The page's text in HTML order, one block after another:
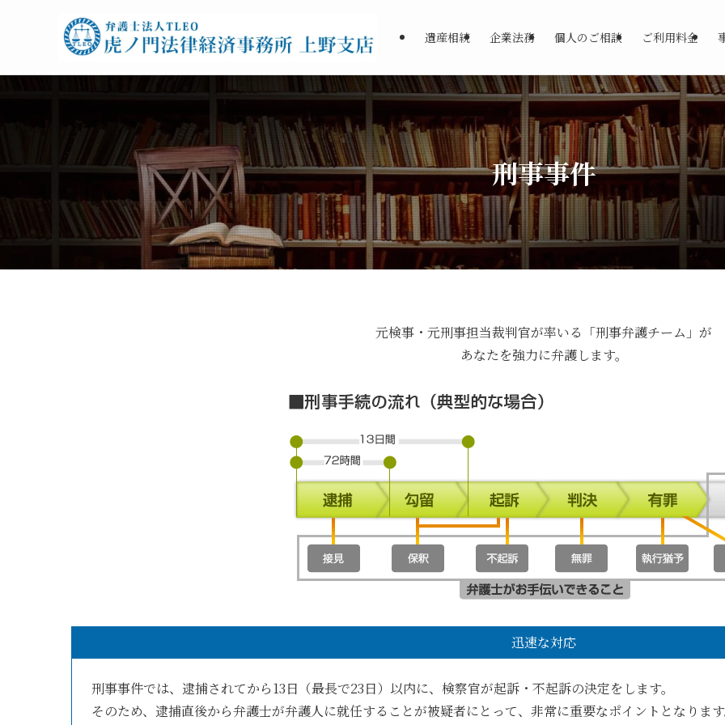
遺産相続 企業法務 個人のご相談 ご利用料金
刑事事件
元検事・元刑事担当裁判官が率いる「刑事弁護チーム」が
あなたを強力に弁護します。
迅速な対応
刑事事件では、逮捕されてから13日（最長で23日）以内に、検察官が起訴・不起訴の決定をします。
そのため、逮捕直後から弁護士が弁護人に就任することが被疑者にとって、非常に重要なポイントとなりま